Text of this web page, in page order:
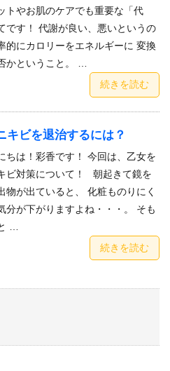
トやお肌のケアでも重要な「代
です！ 代謝が良い、悪いというの
的にカロリーをエネルギーに 変換
かということ。 …
続きを読む
キビを退治するには？
ちは！彩香です！ 今回は、乙女を
ビ対策について！ 朝起きて鏡を
物が出ていると、 化粧ものりにく
分が下がりますよね・・・。 そも
…
続きを読む